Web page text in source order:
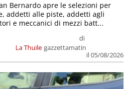
La Thuile
di
gazzettamatin
il 05/08/2026
Bernardo apre le selezioni per
addetti alle piste, addetti agli
e meccanici di mezzi batt...